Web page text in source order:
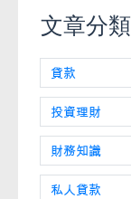
文章分類
貸款
投資理財
財務知識
私人貸款